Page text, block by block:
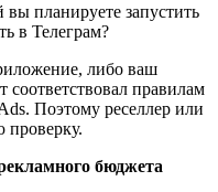
вы планируете запустить
в Телеграм?
либо ваш
правилам
Поэтому реселлер или
проверку.
бюджета